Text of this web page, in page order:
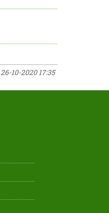
26-10-2020 17:35